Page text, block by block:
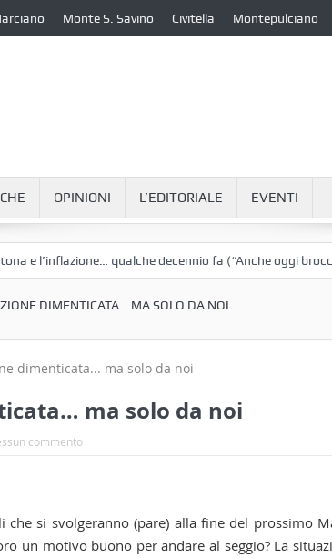
Monte S. Savino Civitella Montepulciano
OPINIONI L’EDITORIALE EVENTI
qualche decennio fa (“Anche oggi broccoletti
DIMENTICATA… MA SOLO DA NOI
ma solo da noi
commento
si svolgeranno (pare) alla fine del prossimo
un motivo buono per andare al seggio? La